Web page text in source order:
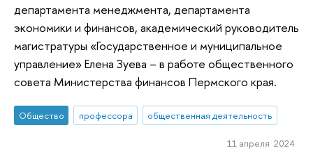
департамента менеджмента, департамента
экономики и финансов, академический руководитель
магистратуры «Государственное и муниципальное
управление» Елена Зуева – в работе общественного
совета Министерства финансов Пермского края.
Общество профессора общественная деятельность
11 апреля 2024